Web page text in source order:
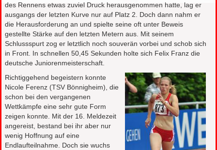
des Rennens etwas zuviel Druck herausgenommen hatte, lag er
ausgangs der letzten Kurve nur auf Platz 2. Doch dann nahm er
die Herausforderung an und spielte seine oft unter Beweis
gestellte Stärke auf den letzten Metern aus. Mit seinem
Schlussspurt zog er letztlich noch souverän vorbei und schob sich
in Front. In schnellen 50,45 Sekunden holte sich Felix Franz die
deutsche Juniorenmeisterschaft.
Richtiggehend begeistern konnte
Nicole Ferenz (TSV Bönnigheim), die
schon bei den vergangenen
Wettkämpfe eine sehr gute Form
zeigen konnte. Mit der 16. Meldezeit
angereist, bestand bei ihr aber nur
wenig Hoffnung auf eine
Endlaufteilnahme. Doch sie wuchs